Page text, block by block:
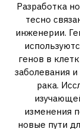
Разработка
тесно
инженерии.
генов в
заболевания
рака.
изменения
новые пути